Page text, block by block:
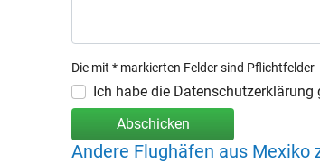
Die mit * markierten Felder sind Pflichtfelder
Ich habe die Datenschutzerklärung
Abschicken
Andere Flughäfen aus